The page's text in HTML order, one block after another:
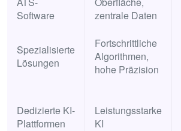
Software
zentrale Daten
Spezialisierte
Lösungen
Fortschrittliche
Algorithmen,
hohe Präzision
Dedizierte KI-
Plattformen
Leistungsstarke
KI